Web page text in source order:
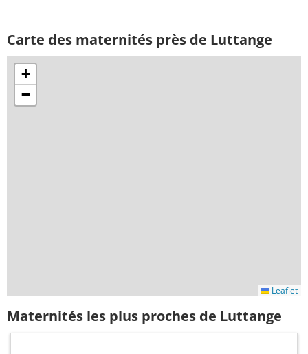
Carte des maternités près de Luttange
+
−
Leaflet
Maternités les plus proches de Luttange